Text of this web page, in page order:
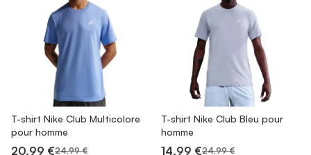
T-shirt Nike Club Multicolore
pour homme
20,99 €24,99 €
T-shirt Nike Club Bleu pour
homme
14,99 €24,99 €